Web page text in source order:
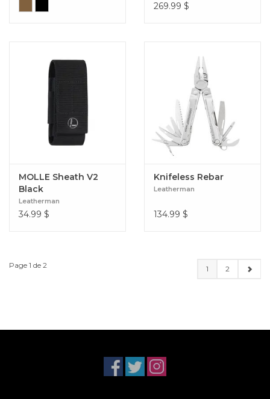
269.99 $
MOLLE Sheath V2
Black
Leatherman
34.99 $
Knifeless Rebar
Leatherman
134.99 $
Page 1 de 2 1 2